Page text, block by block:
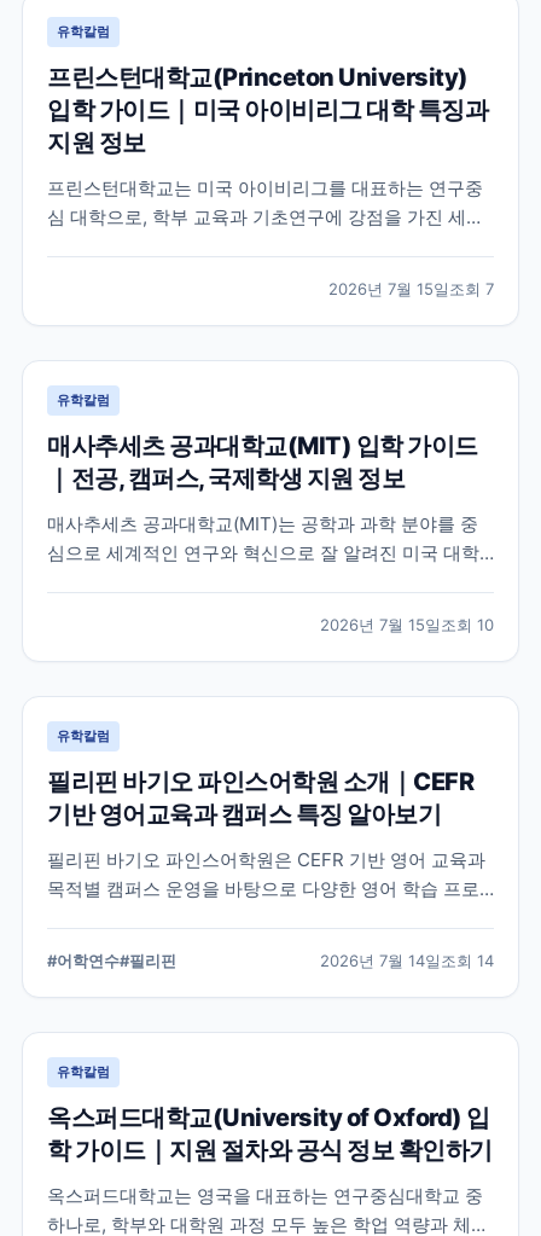
유학칼럼
프린스턴대학교(Princeton University)
입학 가이드｜미국 아이비리그 대학 특징과
지원 정보
프린스턴대학교는 미국 아이비리그를 대표하는 연구중
심 대학으로, 학부 교육과 기초연구에 강점을 가진 세계
2026년 7월 15일조회 7
유학칼럼
매사추세츠 공과대학교(MIT) 입학 가이드
｜전공, 캠퍼스, 국제학생 지원 정보
매사추세츠 공과대학교(MIT)는 공학과 과학 분야를 중
심으로 세계적인 연구와 혁신으로 잘 알려진 미국 대학
2026년 7월 15일조회 10
유학칼럼
필리핀 바기오 파인스어학원 소개｜CEFR
기반 영어교육과 캠퍼스 특징 알아보기
필리핀 바기오 파인스어학원은 CEFR 기반 영어 교육과
목적별 캠퍼스 운영을 바탕으로 다양한 영어 학습 프로
생이 알아야 할 내용을 정리했습니다.
#어학연수#필리핀 2026년 7월 14일조회 14
유학칼럼
옥스퍼드대학교(University of Oxford) 입
학 가이드｜지원 절차와 공식 정보 확인하기
옥스퍼드대학교는 영국을 대표하는 연구중심대학교 중
하나로, 학부와 대학원 과정 모두 높은 학업 역량과 체계